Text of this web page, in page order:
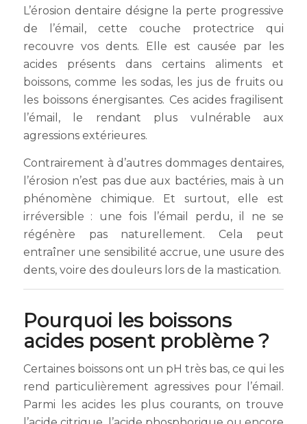
L’érosion dentaire désigne la perte progressive
de l’émail, cette couche protectrice qui
recouvre vos dents. Elle est causée par les
acides présents dans certains aliments et
boissons, comme les sodas, les jus de fruits ou
les boissons énergisantes. Ces acides fragilisent
l’émail, le rendant plus vulnérable aux
agressions extérieures.
Contrairement à d’autres dommages dentaires,
l’érosion n’est pas due aux bactéries, mais à un
phénomène chimique. Et surtout, elle est
irréversible : une fois l’émail perdu, il ne se
régénère pas naturellement. Cela peut
entraîner une sensibilité accrue, une usure des
dents, voire des douleurs lors de la mastication.
Pourquoi les boissons
acides posent problème ?
Certaines boissons ont un pH très bas, ce qui les
rend particulièrement agressives pour l’émail.
Parmi les acides les plus courants, on trouve